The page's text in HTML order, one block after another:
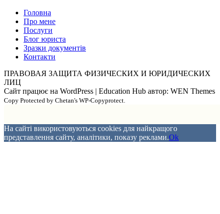
Головна
Про мене
Послуги
Блог юриста
Зразки документів
Контакти
ПРАВОВАЯ ЗАЩИТА ФИЗИЧЕСКИХ И ЮРИДИЧЕСКИХ
ЛИЦ
Сайт працює на WordPress | Education Hub автор: WEN Themes
Copy Protected by Chetan's WP-Copyprotect.
На сайті використовуються cookies для найкращого
представлення сайту, аналітики, показу реклами.Ok